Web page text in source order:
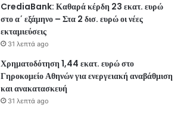
CrediaBank: Καθαρά κέρδη 23 εκατ. ευρώ
στο α΄ εξάμηνο – Στα 2 δισ. ευρώ οι νέες
εκταμιεύσεις
31 λεπτά ago
Χρηματοδότηση 1,44 εκατ. ευρώ στο
Γηροκομείο Αθηνών για ενεργειακή αναβάθμιση
και ανακατασκευή
31 λεπτά ago